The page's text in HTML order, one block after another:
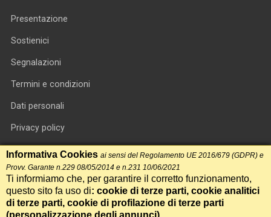
Presentazione
Sostienici
Segnalazioni
Termini e condizioni
Dati personali
Privacy policy
Informativa cookie
RSS feed
RSS Top News
Contatti
Informativa Cookies ai sensi del Regolamento UE 2016/679 (GDPR) e
Provv. Garante n.229 08/05/2014 e n.231 10/06/2021
Ti informiamo che, per garantire il corretto funzionamento,
questo sito fa uso di: cookie di terze parti, cookie analitici
di terze parti, cookie di profilazione di terze parti
(personalizzazione degli annunci)